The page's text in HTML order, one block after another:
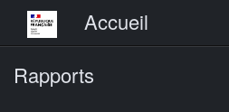
Menu principalAccueil
Rapports